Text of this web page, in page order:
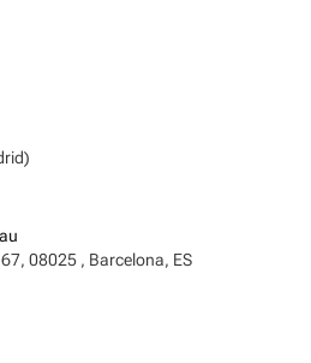
08025 , Barcelona, ES